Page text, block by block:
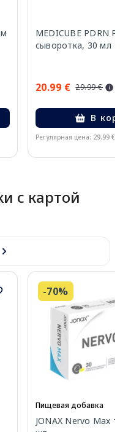
MEDICUBE PDRN
сыворотка, 30 мл
20.99 € 29.99 €
В
Регулярная цена: 29.99 €
с картой
-70%
Пищевая добавка
JONAX Nervo Max